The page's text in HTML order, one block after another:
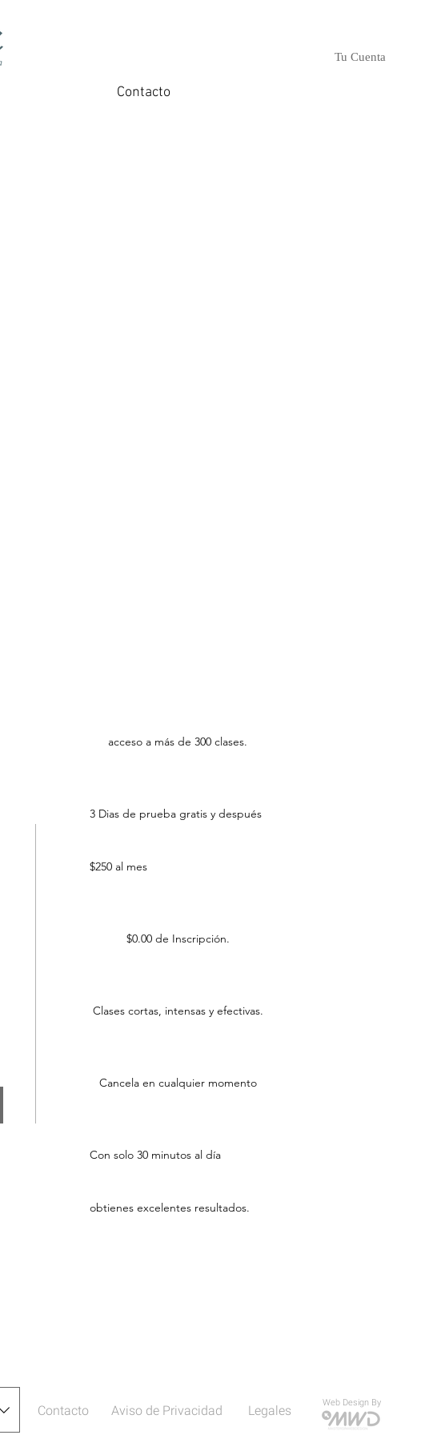
Tu Cuenta
Contacto
acceso a más de 300 clases.
3 Dias de prueba gratis y después
$250 al mes
$0.00 de Inscripción.
Clases cortas, intensas y efectivas.
Cancela en cualquier momento
Con solo 30 minutos al día
obtienes excelentes resultados.
Contacto Aviso de Privacidad Legales
Web Design By